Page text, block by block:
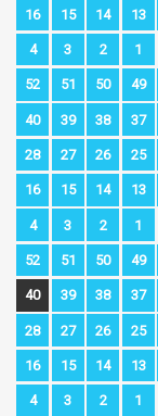
16 15 14 13
4 3 2 1
52 51 50 49
40 39 38 37
28 27 26 25
16 15 14 13
4 3 2 1
52 51 50 49
40 39 38 37
28 27 26 25
16 15 14 13
4 3 2 1